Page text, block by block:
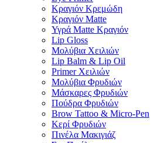
Κραγιόν Κρεμώδη
Κραγιόν Matte
Υγρά Matte Κραγιόν
Lip Gloss
Μολύβια Χειλιών
Lip Balm & Lip Oil
Primer Χειλιών
Μολύβια Φρυδιών
Μάσκαρες Φρυδιών
Πούδρα Φρυδιών
Brow Tattoo & Micro-Pen
Κερί Φρυδιών
Πινέλα Μακιγιάζ